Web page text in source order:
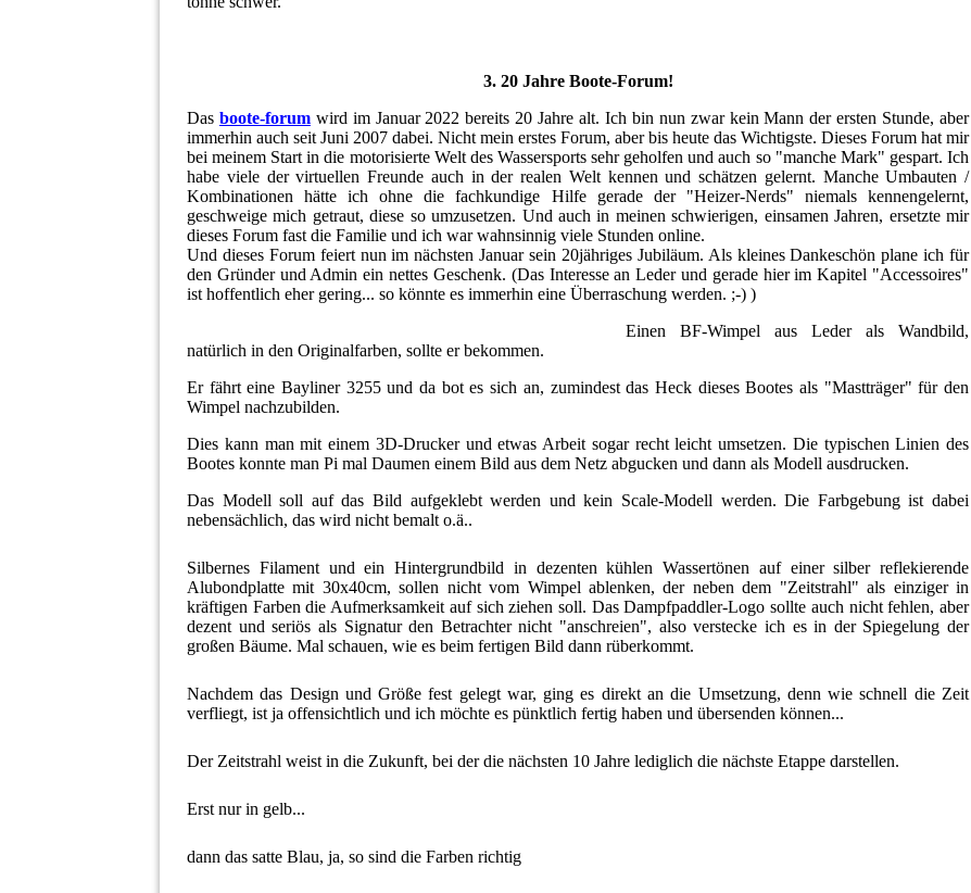
3. 20 Jahre Boote-Forum!
Das boote-forumwird im Januar 2022 bereits 20 Jahre alt. Ich bin nun zwar kein Mann der ersten Stunde, aber
immerhin auch seit Juni 2007 dabei. Nicht mein erstes Forum, aber bis heute das Wichtigste. Dieses Forum hat mir
bei meinem Start in die motorisierte Welt des Wassersports sehr geholfen und auch so "manche Mark" gespart. Ich
habe viele der virtuellen Freunde auch in der realen Welt kennen und schätzen gelernt. Manche Umbauten /
Kombinationen hätte ich ohne die fachkundige Hilfe gerade der "Heizer-Nerds" niemals kennengelernt,
geschweige mich getraut, diese so umzusetzen. Und auch in meinen schwierigen, einsamen Jahren, ersetzte mir
dieses Forum fast die Familie und ich war wahnsinnig viele Stunden online.
Und dieses Forum feiert nun im nächsten Januar sein 20jähriges Jubiläum. Als kleines Dankeschön plane ich für
den Gründer und Admin ein nettes Geschenk. (Das Interesse an Leder und gerade hier im Kapitel "Accessoires"
ist hoffentlich eher gering... so könnte es immerhin eine Überraschung werden. ;-) )
Einen BF-Wimpel aus Leder als Wandbild,
natürlich in den Originalfarben, sollte er bekommen.
Er fährt eine Bayliner 3255 und da bot es sich an, zumindest das Heck dieses Bootes als "Mastträger" für den
Wimpel nachzubilden.
Dies kann man mit einem 3D-Drucker und etwas Arbeit sogar recht leicht umsetzen. Die typischen Linien des
Bootes konnte man Pi mal Daumen einem Bild aus dem Netz abgucken und dann als Modell ausdrucken.
Das Modell soll auf das Bild aufgeklebt werden und kein Scale-Modell werden. Die Farbgebung ist dabei
nebensächlich, das wird nicht bemalt o.ä..
Silbernes Filament und ein Hintergrundbild in dezenten kühlen Wassertönen auf einer silber reflekierende
Alubondplatte mit 30x40cm, sollen nicht vom Wimpel ablenken, der neben dem "Zeitstrahl" als einziger in
kräftigen Farben die Aufmerksamkeit auf sich ziehen soll. Das Dampfpaddler-Logo sollte auch nicht fehlen, aber
dezent und seriös als Signatur den Betrachter nicht "anschreien", also verstecke ich es in der Spiegelung der
großen Bäume. Mal schauen, wie es beim fertigen Bild dann rüberkommt.
Nachdem das Design und Größe fest gelegt war, ging es direkt an die Umsetzung, denn wie schnell die Zeit
verfliegt, ist ja offensichtlich und ich möchte es pünktlich fertig haben und übersenden können...
Der Zeitstrahl weist in die Zukunft, bei der die nächsten 10 Jahre lediglich die nächste Etappe darstellen.
Erst nur in gelb...
dann das satte Blau, ja, so sind die Farben richtig